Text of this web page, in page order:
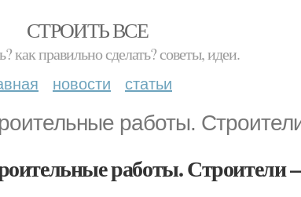
СТРОИТЬ ВСЕ
как правильно сделать? советы, идеи.
новости статьи
работы.
работы. Строители